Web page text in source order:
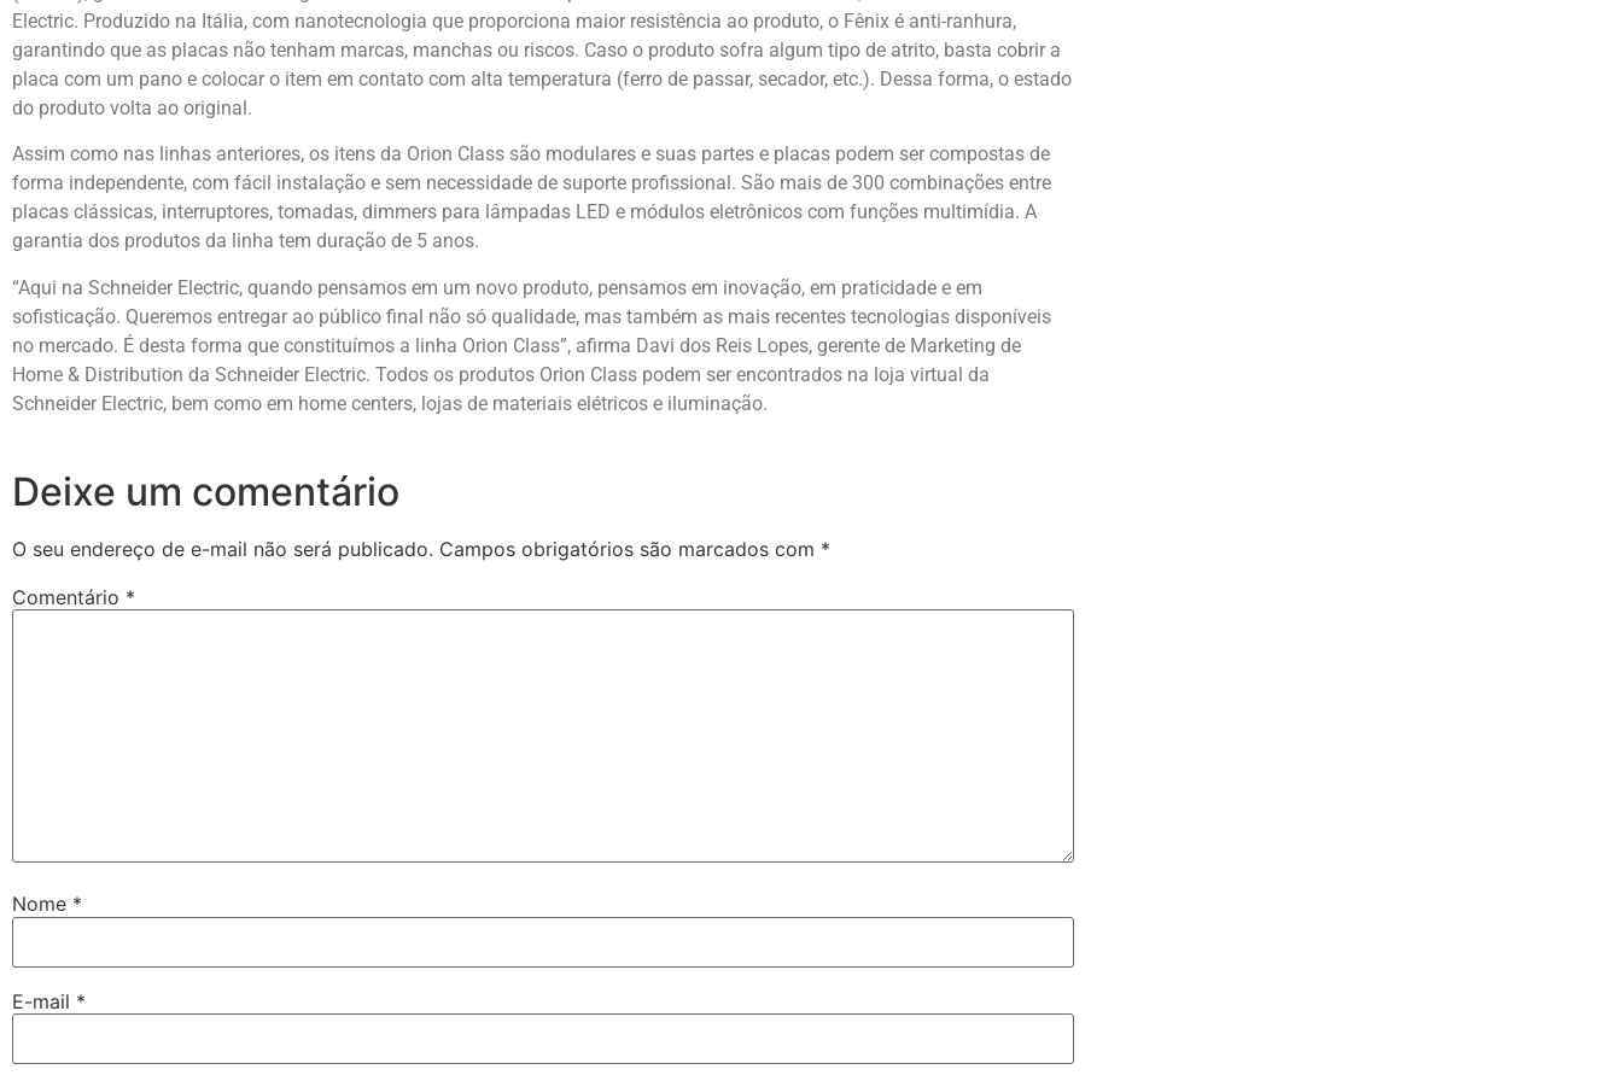
Electric. Produzido na Itália, com nanotecnologia que proporciona maior resistência ao produto, o Fênix é anti-ranhura,
garantindo que as placas não tenham marcas, manchas ou riscos. Caso o produto sofra algum tipo de atrito, basta cobrir a
placa com um pano e colocar o item em contato com alta temperatura (ferro de passar, secador, etc.). Dessa forma, o estado
do produto volta ao original.
Assim como nas linhas anteriores, os itens da Orion Class são modulares e suas partes e placas podem ser compostas de
forma independente, com fácil instalação e sem necessidade de suporte profissional. São mais de 300 combinações entre
placas clássicas, interruptores, tomadas, dimmers para lâmpadas LED e módulos eletrônicos com funções multimídia. A
garantia dos produtos da linha tem duração de 5 anos.
“Aqui na Schneider Electric, quando pensamos em um novo produto, pensamos em inovação, em praticidade e em
sofisticação. Queremos entregar ao público final não só qualidade, mas também as mais recentes tecnologias disponíveis
no mercado. É desta forma que constituímos a linha Orion Class”, afirma Davi dos Reis Lopes, gerente de Marketing de
Home & Distribution da Schneider Electric. Todos os produtos Orion Class podem ser encontrados na loja virtual da
Schneider Electric, bem como em home centers, lojas de materiais elétricos e iluminação.
Deixe um comentário
O seu endereço de e-mail não será publicado. Campos obrigatórios são marcados com *
Comentário *
Nome *
E-mail *